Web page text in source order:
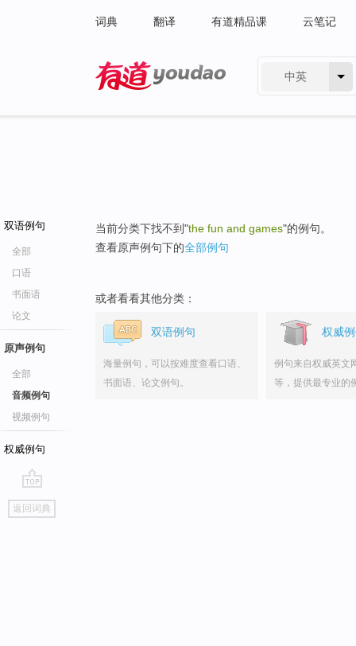
词典 翻译 有道精品课 云笔记
中英
双语例句
全部
口语
书面语
论文
原声例句
全部
音频例句
视频例句
权威例句
go
top
返回词典
当前分类下找不到"the fun and games"的例句。
查看原声例句下的全部例句
或者看看其他分类：
双语例句
海量例句，可以按难度查看口语、
书面语、论文例句。
权威
例句来自权威英文
等，提供最专业的